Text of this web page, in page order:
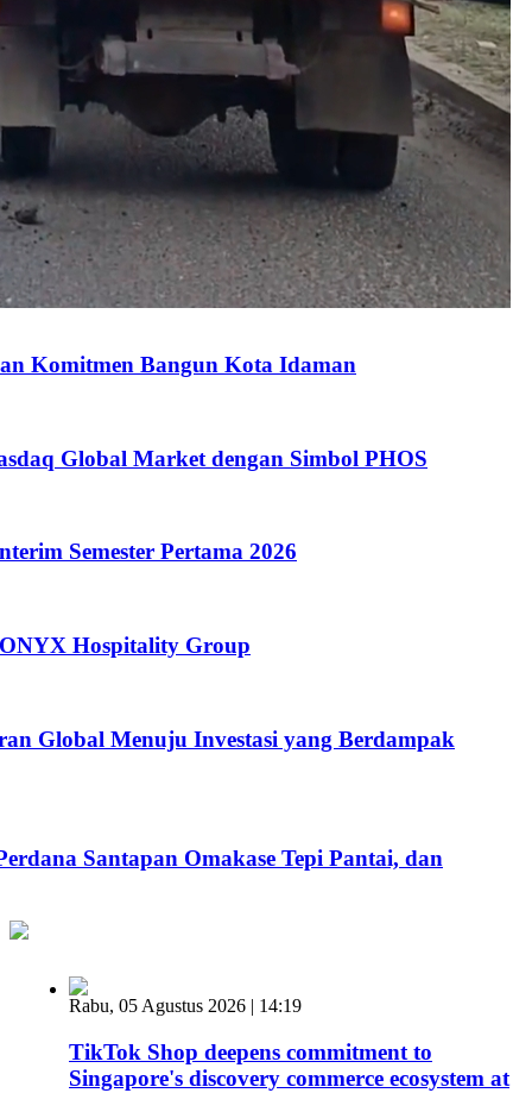
Komitmen Bangun Kota Idaman
Global Market dengan Simbol PHOS
Semester Pertama 2026
Hospitality Group
Global Menuju Investasi yang Berdampak
Santapan Omakase Tepi Pantai, dan
Rabu, 05 Agustus 2026 | 14:19
TikTok Shop deepens commitment to
Singapore's discovery commerce ecosystem at